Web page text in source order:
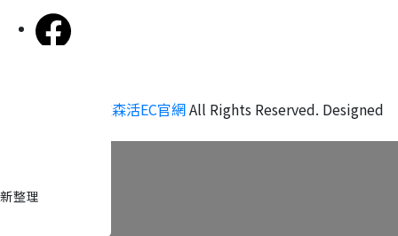
濾森活EC官網All Rights Reserved. Designed
整理